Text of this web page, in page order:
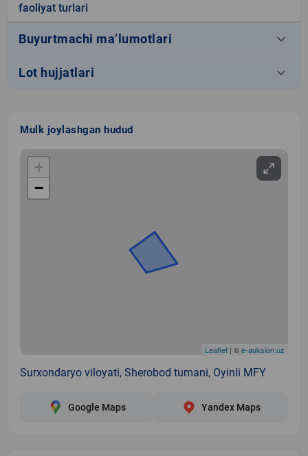
faoliyat turlari
Buyurtmachi ma’lumotlari keyboard_arrow_down
Lot hujjatlari keyboard_arrow_down
Mulk joylashgan hudud
+
−
Leaflet | ©e-auksion.uz
Surxondaryo viloyati, Sherobod tumani, Oyinli MFY
Google Maps Yandex Maps